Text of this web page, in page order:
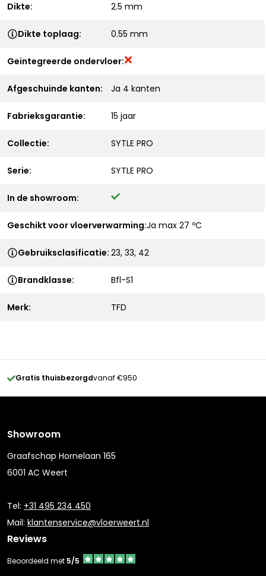
Dikte: 2.5 mm
Dikte toplaag: 0.55 mm
Geintegreerde ondervloer:
Afgeschuinde kanten: Ja 4 kanten
Fabrieksgarantie: 15 jaar
Collectie: SYTLE PRO
Serie: SYTLE PRO
In de showroom:
Geschikt voor vloerverwarming:Ja max 27 ºC
Gebruiksclasificatie: 23, 33, 42
Brandklasse: Bfl-S1
Merk: TFD
Gratis thuisbezorgdvanaf €950
Showroom
Graafschap Hornelaan 165
6001 AC Weert
Tel: +31 495 234 450
Mail: klantenservice@vloerweert.nl
Reviews
Beoordeeld met 5/5